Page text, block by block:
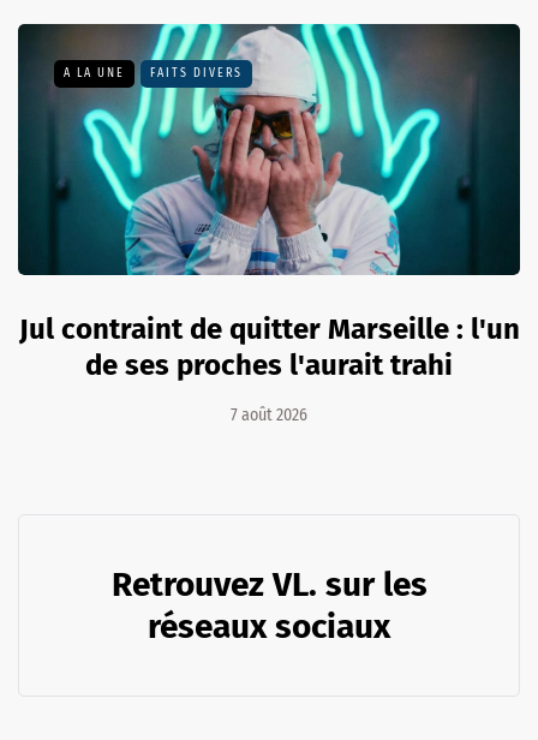
A LA UNE FAITS DIVERS
Jul contraint de quitter Marseille : l'un
de ses proches l'aurait trahi
7 août 2026
Retrouvez VL. sur les
réseaux sociaux